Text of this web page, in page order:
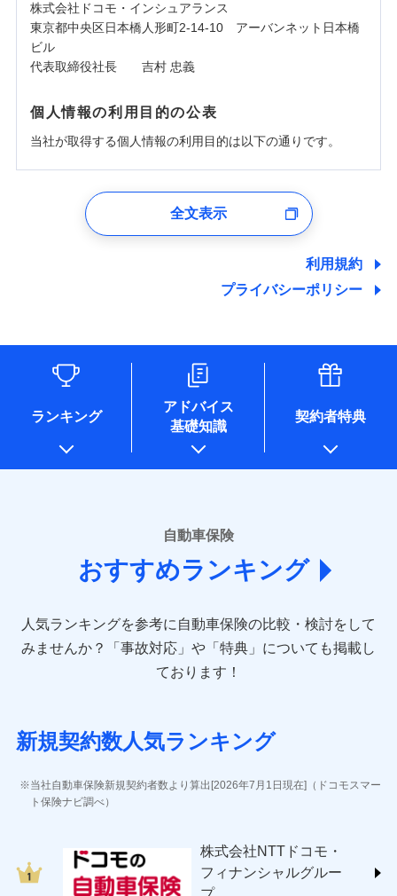
株式会社ドコモ・インシュアランス
東京都中央区日本橋人形町2-14-10 アーバンネット日本橋
ビル
代表取締役社長 吉村 忠義
個人情報の利用目的の公表
当社が取得する個人情報の利用目的は以下の通りです。
ユーザー登録受付および、管理のため
しくは委託を受けている保険会社・提携会社の保険その他に
関する情報を提供し、金融商品等の契約を勧奨するため、ま
た維持管理等の委託業務遂行のため、またそれらに付帯、関
情報を取引のある他の保険会社の商品・サービスをご提案す
るために利用させていただくことがあります。）
各種セミナーの開催のため
コンサルティングサービスの実施のため
アンケートやキャンペーン等の実施のため
上記に係る案内・手続き・管理等付帯業務を行うため
* 当社が委託を受けている保険会社の情報は、保険会社のホ
ームページに掲載しておりますので、ご確認ください。
あいおいニッセイ同和損害保険株式会社
(https://www.aioinissaydowa.co.jp/)
アクサ損害保険株式会社 (https://www.axa-
direct.co.jp/)
sompo.co.jp/)
東京海上ダイレクト損害保険株式会社 (https://www.e-
AIG損害保険株式会社 (https://www.aig.co.jp/sonpo)
ジェイアイ傷害火災保険株式会社
ソニー損害保険株式会社
(https://www.sonysonpo.co.jp/)
ＳＯＭＰＯダイレクト損害保険株式会社
(https://www.sompo-direct.co.jp/)
全文表示
利用規約
プライバシーポリシー
ランキング
アドバイス
基礎知識
契約者特典
自動車保険
おすすめランキング
人気ランキングを参考に自動車保険の比較・検討をして
みませんか？
「事故対応」や「特典」についても掲載し
ております！
新規契約数人気ランキング
当社自動車保険新規契約者数より算出[2026年7月1日現在]（ドコモスマー
ト保険ナビ調べ）
株式会社NTTドコモ・
フィナンシャルグルー